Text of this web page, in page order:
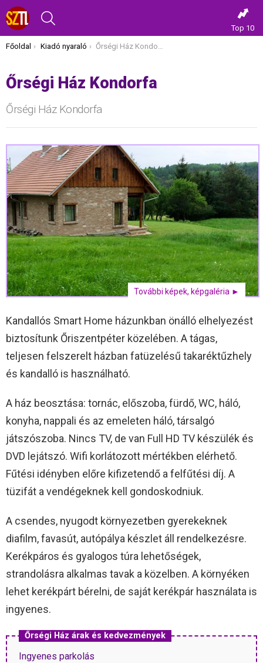
Top 10
Itt vagy most:
Főoldal Kiadó nyaraló Őrségi Ház Kondorfa
Őrségi Ház Kondorfa
Őrségi Ház Kondorfa
További képek, képgaléria ►
Kandallós Smart Home házunkban önálló elhelyezést
biztosítunk Őriszentpéter közelében. A tágas,
teljesen felszerelt házban fatüzelésű takaréktűzhely
és kandalló is használható.
A ház beosztása: tornác, előszoba, fürdő, WC, háló,
konyha, nappali és az emeleten háló, társalgó
játszószoba. Nincs TV, de van Full HD TV készülék és
DVD lejátszó. Wifi korlátozott mértékben elérhető.
Fűtési idényben előre kifizetendő a felfűtési díj. A
tüzifát a vendégeknek kell gondoskodniuk.
A csendes, nyugodt környezetben gyerekeknek
diafilm, favasút, autópálya készlet áll rendelkezésre.
Kerékpáros és gyalogos túra lehetőségek,
strandolásra alkalmas tavak a közelben. A környéken
lehet kerékpárt bérelni, de saját kerékpár használata is
ingyenes.
Őrségi Ház árak és kedvezmények
Ingyenes parkolás